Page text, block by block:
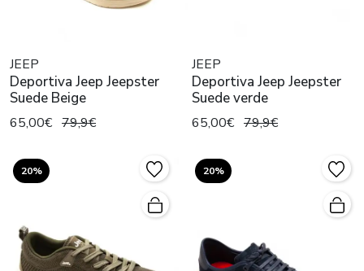
JEEP
Deportiva Jeep Jeepster
Suede Beige
65,00€ 79,9€
JEEP
Deportiva Jeep Jeepster
Suede verde
65,00€ 79,9€
20% 20%